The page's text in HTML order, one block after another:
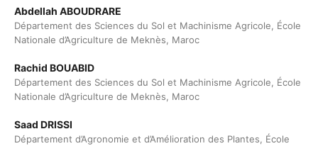
Abdellah ABOUDRARE
Département des Sciences du Sol et Machinisme Agricole, École
Nationale d’Agriculture de Meknès, Maroc
Rachid BOUABID
Département des Sciences du Sol et Machinisme Agricole, École
Nationale d’Agriculture de Meknès, Maroc
Saad DRISSI
Département d’Agronomie et d’Amélioration des Plantes, École